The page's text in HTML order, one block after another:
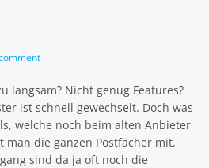
langsam? Nicht genug Features?
ist schnell gewechselt. Doch was
welche noch beim alten Anbieter
man die ganzen Postfächer mit,
sind da ja oft noch die